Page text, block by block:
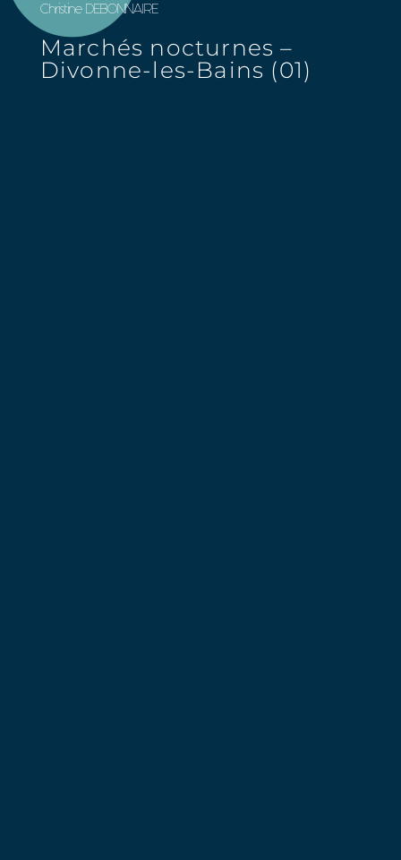
Christine DEBONNAIRE
Marchés nocturnes –
Divonne-les-Bains (01)